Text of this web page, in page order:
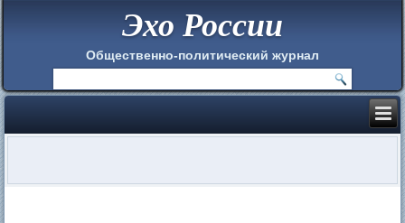
Эхо России
Общественно-политический журнал